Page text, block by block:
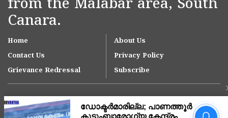
from the Malabar area, South
Canara.
Home
About Us
Contact Us
Privacy Policy
Grievance Redressal
Subscribe
ഡോക്ടർമാരില്ല;